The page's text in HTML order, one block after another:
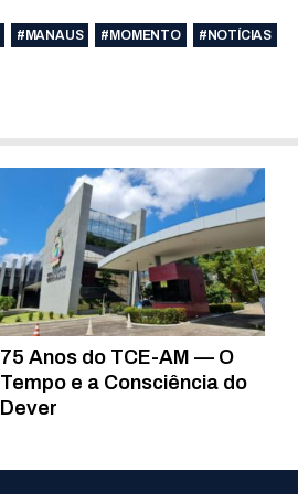
#MANAUS #MOMENTO #NOTÍCIAS
75 Anos do TCE-AM — O
Tempo e a Consciência do
Dever